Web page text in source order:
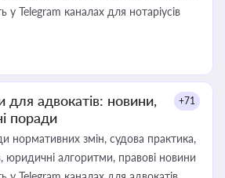
Telegram каналах для нотаріусів
для адвокатів: новини,
поради
+71
нормативних змін, судова практика,
юридичні алгоритми, правові новини